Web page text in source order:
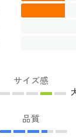
サイズ感
品質